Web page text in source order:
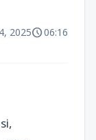
2025schedule06:16